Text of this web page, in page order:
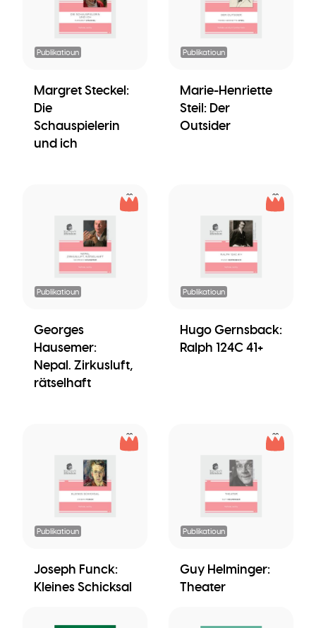
Publikatioun
Margret Steckel:
Die
Schauspielerin
und ich
Publikatioun
Marie-Henriette
Steil: Der
Outsider
Publikatioun
Georges
Hausemer:
Nepal. Zirkusluft,
rätselhaft
Publikatioun
Hugo Gernsback:
Ralph 124C 41+
Publikatioun
Joseph Funck:
Kleines Schicksal
Publikatioun
Guy Helminger:
Theater